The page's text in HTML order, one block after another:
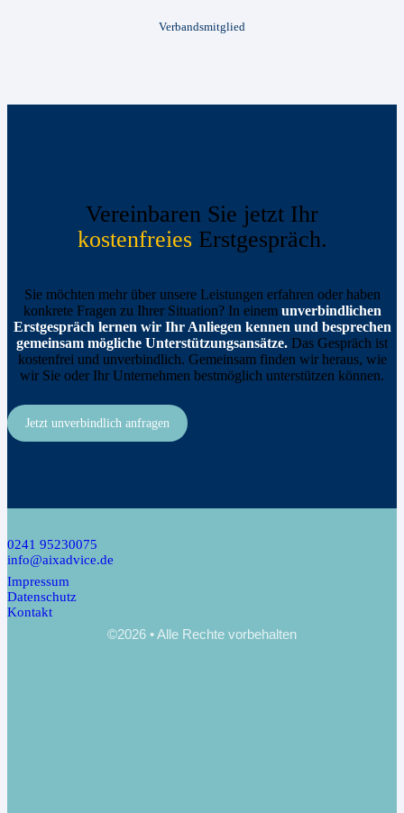
Verbandsmitglied
Vereinbaren Sie jetzt Ihr
kostenfreiesErstgespräch.
Sie möchten mehr über unsere Leistungen erfahren oder haben
konkrete Fragen zu Ihrer Situation? In einem unverbindlichen
Erstgespräch lernen wir Ihr Anliegen kennen und besprechen
gemeinsam mögliche Unterstützungsansätze. Das Gespräch ist
kostenfrei und unverbindlich. Gemeinsam finden wir heraus, wie
wir Sie oder Ihr Unternehmen bestmöglich unterstützen können.
Jetzt unverbindlich anfragen
0241 95230075
info@aixadvice.de
Impressum
Datenschutz
Kontakt
©2026 • Alle Rechte vorbehalten